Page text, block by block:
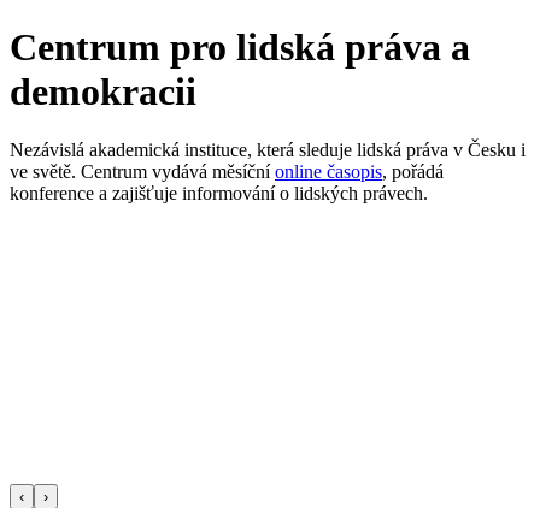
Centrum pro lidská práva a
demokracii
Nezávislá akademická instituce, která sleduje lidská práva v Česku i
ve světě. Centrum vydává měsíčníonline časopis, pořádá
konference a zajišťuje informování o lidských právech.
‹ ›